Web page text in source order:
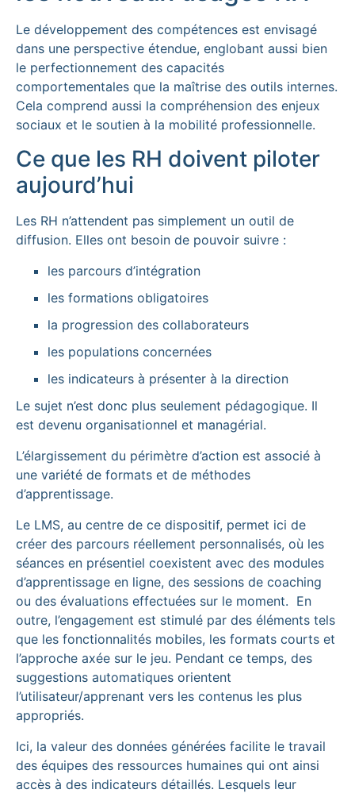
Le développement des compétences est envisagé
dans une perspective étendue, englobant aussi bien
le perfectionnement des capacités
comportementales que la maîtrise des outils internes.
Cela comprend aussi la compréhension des enjeux
sociaux et le soutien à la mobilité professionnelle.
Ce que les RH doivent piloter
aujourd’hui
Les RH n’attendent pas simplement un outil de
diffusion. Elles ont besoin de pouvoir suivre :
les parcours d’intégration
les formations obligatoires
la progression des collaborateurs
les populations concernées
les indicateurs à présenter à la direction
Le sujet n’est donc plus seulement pédagogique. Il
est devenu organisationnel et managérial.
L’élargissement du périmètre d’action est associé à
une variété de formats et de méthodes
d’apprentissage.
Le LMS, au centre de ce dispositif, permet ici de
créer des parcours réellement personnalisés, où les
séances en présentiel coexistent avec des modules
d’apprentissage en ligne, des sessions de coaching
ou des évaluations effectuées sur le moment. En
outre, l’engagement est stimulé par des éléments tels
que les fonctionnalités mobiles, les formats courts et
l’approche axée sur le jeu. Pendant ce temps, des
suggestions automatiques orientent
l’utilisateur/apprenant vers les contenus les plus
appropriés.
Ici, la valeur des données générées facilite le travail
des équipes des ressources humaines qui ont ainsi
accès à des indicateurs détaillés. Lesquels leur